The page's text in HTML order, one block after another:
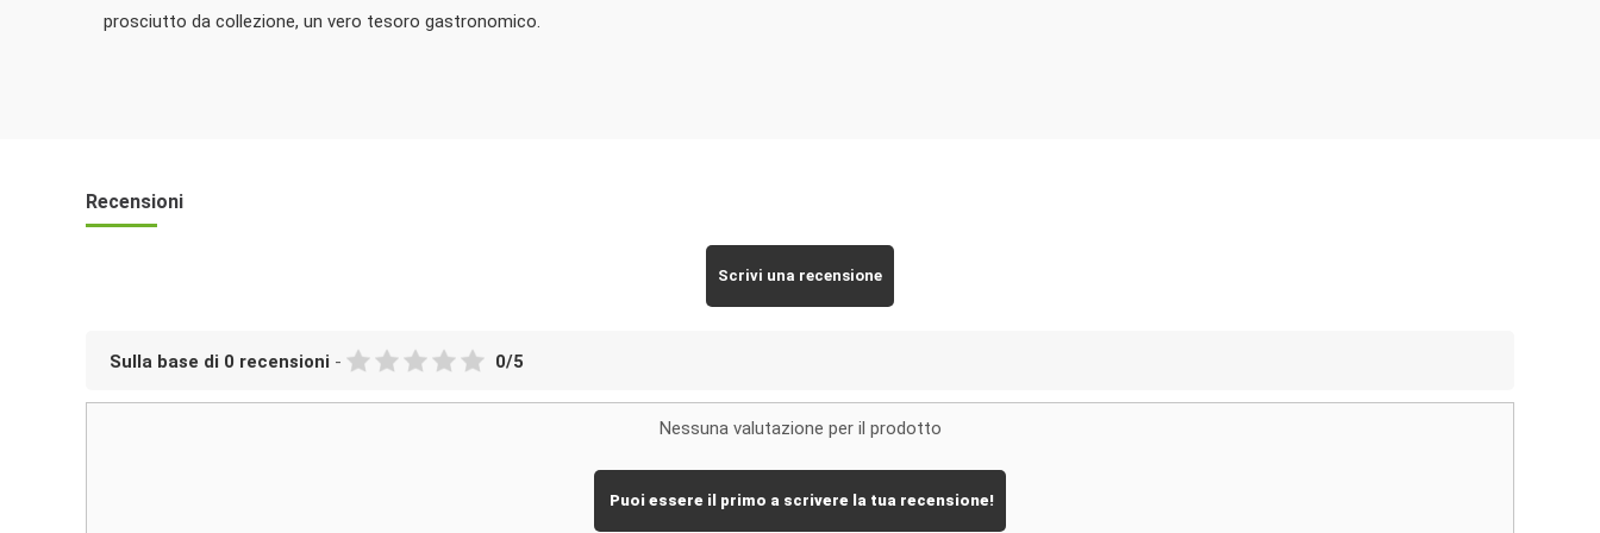
prosciutto da collezione, un vero tesoro gastronomico.
Recensioni
Scrivi una recensione
Sulla base di 0 recensioni - 0/5
Nessuna valutazione per il prodotto
Puoi essere il primo a scrivere la tua recensione!